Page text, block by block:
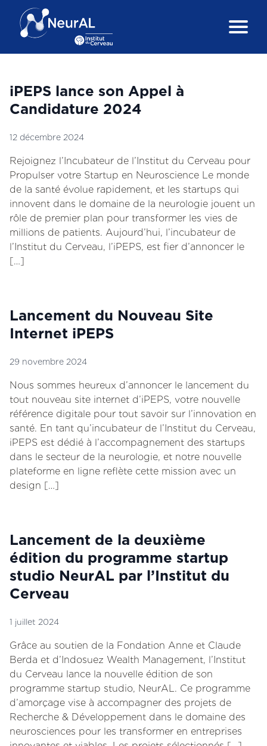
iPEPS lance son Appel à
Candidature 2024
12 décembre 2024
Rejoignez l’Incubateur de l’Institut du Cerveau pour
Propulser votre Startup en Neuroscience Le monde
de la santé évolue rapidement, et les startups qui
innovent dans le domaine de la neurologie jouent un
rôle de premier plan pour transformer les vies de
millions de patients. Aujourd’hui, l’incubateur de
l’Institut du Cerveau, l’iPEPS, est fier d’annoncer le
[…]
Lancement du Nouveau Site
Internet iPEPS
29 novembre 2024
Nous sommes heureux d’annoncer le lancement du
tout nouveau site internet d’iPEPS, votre nouvelle
référence digitale pour tout savoir sur l’innovation en
santé. En tant qu’incubateur de l’Institut du Cerveau,
iPEPS est dédié à l’accompagnement des startups
dans le secteur de la neurologie, et notre nouvelle
plateforme en ligne reflète cette mission avec un
design […]
Lancement de la deuxième
édition du programme startup
studio NeurAL par l’Institut du
Cerveau
1 juillet 2024
Grâce au soutien de la Fondation Anne et Claude
Berda et d’Indosuez Wealth Management, l’Institut
du Cerveau lance la nouvelle édition de son
programme startup studio, NeurAL. Ce programme
d’amorçage vise à accompagner des projets de
Recherche & Développement dans le domaine des
neurosciences pour les transformer en entreprises